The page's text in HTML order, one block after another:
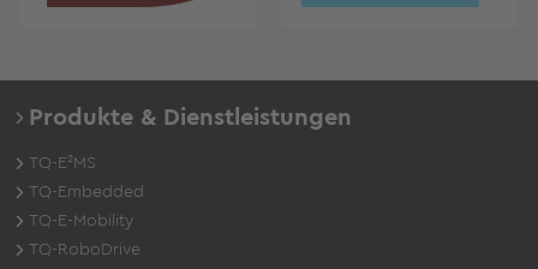
Produkte & Dienstleistungen
TQ-E²MS
TQ-Embedded
TQ-E-Mobility
TQ-RoboDrive